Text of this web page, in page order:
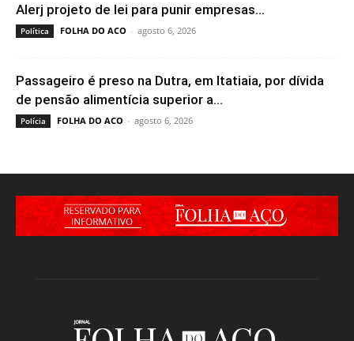
Alerj projeto de lei para punir empresas...
Política FOLHA DO ACO - agosto 6, 2026
Passageiro é preso na Dutra, em Itatiaia, por dívida
de pensão alimentícia superior a...
Polícia FOLHA DO ACO - agosto 6, 2026